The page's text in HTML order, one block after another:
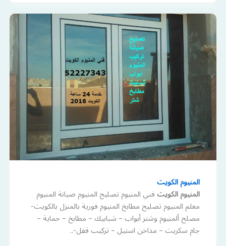
المنيوم الكويت
المنيوم الكويتفني المنيوم تصليح المنيوم صيانة المنيوم
معلم المنيوم تصليح مطابخ المنيوم فورية بالمنزل بالكويت-
مصلح ألمنيوم وشتر أبواب – شبابيك – مطابخ – حماية –
جام سكريت – مداخن استيل – تركيب قفل-..